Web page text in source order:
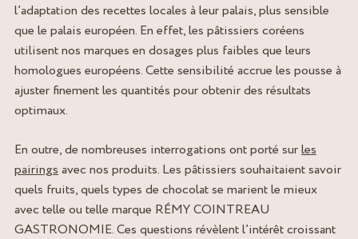
l’adaptation des recettes locales à leur palais, plus sensible
que le palais européen. En effet, les pâtissiers coréens
utilisent nos marques en dosages plus faibles que leurs
homologues européens. Cette sensibilité accrue les pousse à
ajuster finement les quantités pour obtenir des résultats
optimaux.
En outre, de nombreuses interrogations ont porté surles
pairings avec nos produits. Les pâtissiers souhaitaient savoir
quels fruits, quels types de chocolat se marient le mieux
avec telle ou telle marque RÉMY COINTREAU
GASTRONOMIE. Ces questions révèlent l’intérêt croissant